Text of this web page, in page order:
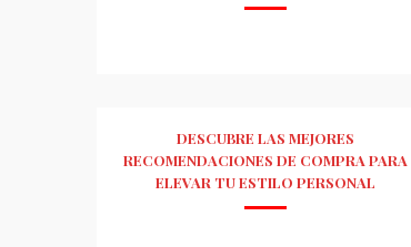
DESCUBRE LAS MEJORES
RECOMENDACIONES DE COMPRA PARA
ELEVAR TU ESTILO PERSONAL